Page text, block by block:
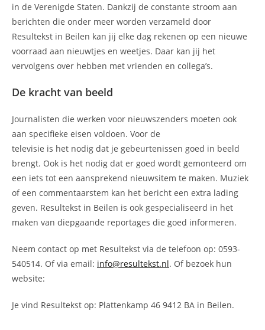
in de Verenigde Staten. Dankzij de constante stroom aan
berichten die onder meer worden verzameld door
Resultekst in Beilen kan jij elke dag rekenen op een nieuwe
voorraad aan nieuwtjes en weetjes. Daar kan jij het
vervolgens over hebben met vrienden en collega’s.
De kracht van beeld
Journalisten die werken voor nieuwszenders moeten ook
aan specifieke eisen voldoen. Voor de
televisie is het nodig dat je gebeurtenissen goed in beeld
brengt. Ook is het nodig dat er goed wordt gemonteerd om
een iets tot een aansprekend nieuwsitem te maken. Muziek
of een commentaarstem kan het bericht een extra lading
geven. Resultekst in Beilen is ook gespecialiseerd in het
maken van diepgaande reportages die goed informeren.
Neem contact op met Resultekst via de telefoon op: 0593-
540514. Of via email: info@resultekst.nl. Of bezoek hun
website:
Je vind Resultekst op: Plattenkamp 46 9412 BA in Beilen.